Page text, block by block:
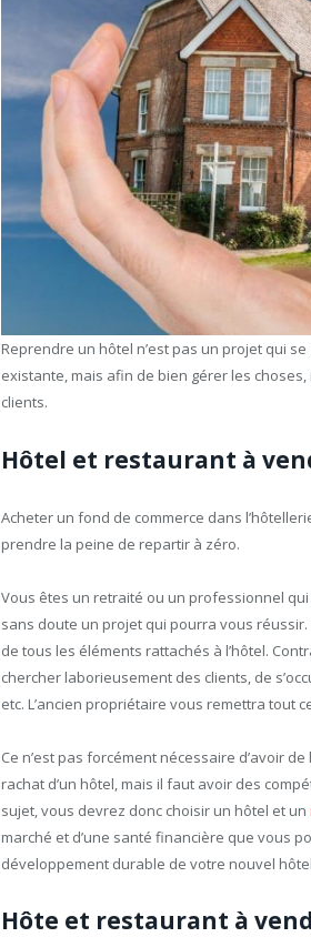
Reprendre un hôtel n’est pas un projet qui
existante, mais afin de bien gérer les
clients.
Hôtel et restaurant à
Acheter un fond de commerce dans
prendre la peine de repartir à zéro.
Vous êtes un retraité ou un professionnel
sans doute un projet qui pourra vous
de tous les éléments rattachés à l’hôtel.
chercher laborieusement des clients, de
etc. L’ancien propriétaire vous remettra tout
Ce n’est pas forcément nécessaire d’avoir
rachat d’un hôtel, mais il faut avoir des
sujet, vous devrez donc choisir un hôtel et un
marché et d’une santé financière que vous
développement durable de votre nouvel
Hôte et restaurant à